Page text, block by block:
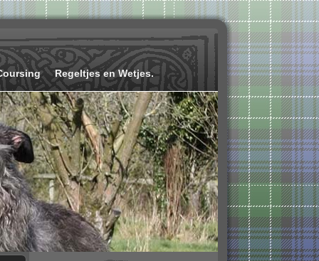
Regeltjes en Wetjes.